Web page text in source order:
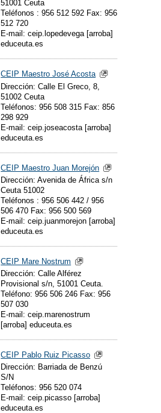
51001 Ceuta
Teléfonos : 956 512 592 Fax: 956
512 720
E-mail: ceip.lopedevega [arroba]
educeuta.es
CEIP Maestro José Acosta
Dirección: Calle El Greco, 8,
51002 Ceuta
Teléfonos: 956 508 315 Fax: 856
298 929
E-mail: ceip.joseacosta [arroba]
educeuta.es
CEIP Maestro Juan Morejón
Dirección: Avenida de África s/n
Ceuta 51002
Teléfonos : 956 506 442 / 956
506 470 Fax: 956 500 569
E-mail: ceip.juanmorejon [arroba]
educeuta.es
CEIP Mare Nostrum
Dirección: Calle Alférez
Provisional s/n, 51001 Ceuta.
Teléfono: 956 506 246 Fax: 956
507 030
E-mail: ceip.marenostrum
[arroba] educeuta.es
CEIP Pablo Ruiz Picasso
Dirección: Barriada de Benzú
S/N
Teléfonos: 956 520 074
E-mail: ceip.picasso [arroba]
educeuta.es